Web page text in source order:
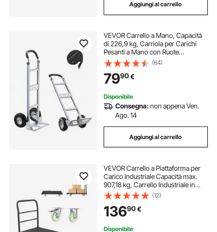
Aggiungi al carrello
VEVOR Carrello a Mano, Capacità
di 226,9 kg, Carriola per Carichi
Pesanti a Mano con Ruote
Antiscivolo e Maniglia, in Lega di
Alluminio con Cinghia di
Ancoraggio per Traslochi di Casa,
Magazzino
(64)
7990€
Disponibile
Consegna:non appena Ven.
Ago. 14
Aggiungi al carrello
VEVOR Carrello a Piattaforma per
Carico Industriale Capacità max.
907,18 kg, Carrello Industriale in
Acciaio con Ruote Girevoli e
Maniglia, Pianale a Spinta Manuale
per Trasporto Merci Pacchi
(12)
13690€
Disponibile